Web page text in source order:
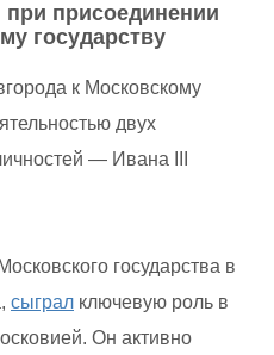
при присоединении
государству
к Московскому
двух
— Ивана III
государства в
сыграл ключевую роль в
Он активно